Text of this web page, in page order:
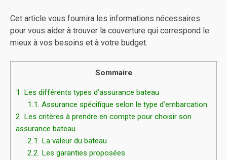
Cet article vous fournira les informations nécessaires
pour vous aider à trouver la couverture qui correspond le
mieux à vos besoins et à votre budget.
Sommaire
1. Les différents types d’assurance bateau
1.1. Assurance spécifique selon le type d’embarcation
2. Les critères à prendre en compte pour choisir son
assurance bateau
2.1. La valeur du bateau
2.2. Les garanties proposées